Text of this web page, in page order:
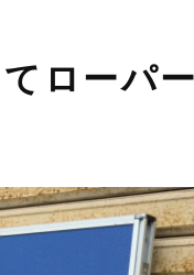
ローパ